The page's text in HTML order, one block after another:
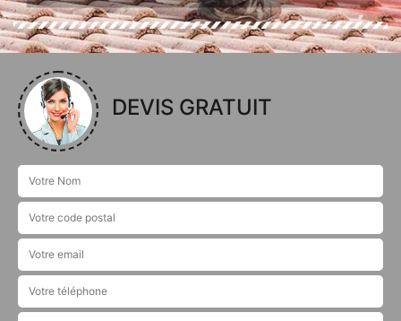
DEVIS GRATUIT